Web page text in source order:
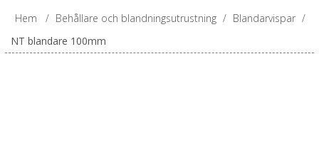
Hem / Behållare och blandningsutrustning / Blandarvispar /
NT blandare 100mm